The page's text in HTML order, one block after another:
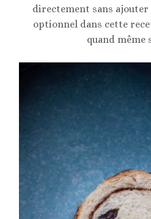
directement sans ajouter
optionnel dans cette
quand même